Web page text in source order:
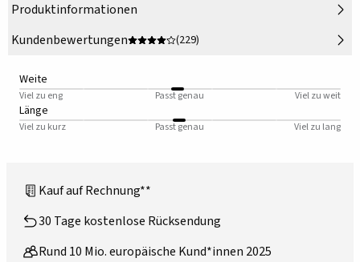
Produktinformationen
Kundenbewertungen
(229)
Weite
Viel zu eng Passt genau Viel zu weit
Länge
Viel zu kurz Passt genau Viel zu lang
Kauf auf Rechnung**
30 Tage kostenlose Rücksendung
Rund 10 Mio. europäische Kund*innen 2025